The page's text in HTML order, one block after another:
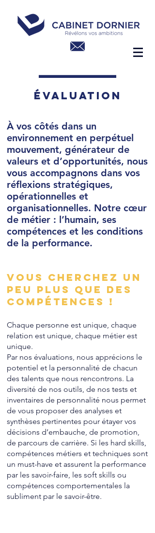
ÉVALUATION
À vos côtés dans un
environnement en perpétuel
mouvement, générateur de
valeurs et d’opportunités, nous
vous accompagnons dans vos
réflexions stratégiques,
opérationnelles et
organisationnelles. Notre cœur
de métier : l’humain, ses
compétences et les conditions
de la performance.
VOUS CHERCHEZ UN
PEU PLUS QUE DES
COMPÉTENCES !
Chaque personne est unique, chaque
relation est unique, chaque métier est
unique.
Par nos évaluations, nous apprécions le
potentiel et la personnalité de chacun
des talents que nous rencontrons. La
diversité de nos outils, de nos tests et
inventaires de personnalité nous permet
de vous proposer des analyses et
synthèses pertinentes pour étayer vos
décisions d’embauche, de promotion,
de parcours de carrière. Si les hard skills,
compétences métiers et techniques sont
un must-have et assurent la performance
par les savoir-faire, les soft skills ou
compétences comportementales la
subliment par le savoir-être.